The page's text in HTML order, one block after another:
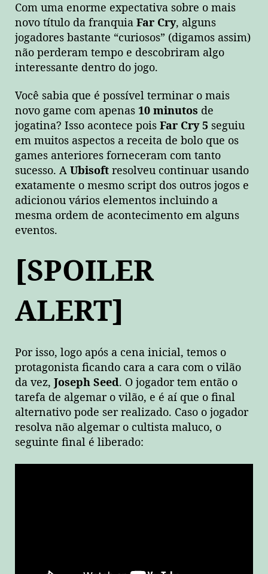
Com uma enorme expectativa sobre o mais
novo título da franquia Far Cry, alguns
jogadores bastante “curiosos” (digamos assim)
não perderam tempo e descobriram algo
interessante dentro do jogo.
Você sabia que é possível terminar o mais
novo game com apenas 10 minutos de
jogatina? Isso acontece pois Far Cry 5 seguiu
em muitos aspectos a receita de bolo que os
games anteriores forneceram com tanto
sucesso. A Ubisoft resolveu continuar usando
exatamente o mesmo script dos outros jogos e
adicionou vários elementos incluindo a
mesma ordem de acontecimento em alguns
eventos.
[SPOILER
ALERT]
Por isso, logo após a cena inicial, temos o
protagonista ficando cara a cara com o vilão
da vez, Joseph Seed. O jogador tem então o
tarefa de algemar o vilão, e é aí que o final
alternativo pode ser realizado. Caso o jogador
resolva não algemar o cultista maluco, o
seguinte final é liberado: